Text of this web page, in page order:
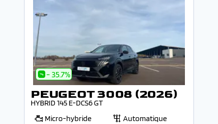
- 35.7%
PEUGEOT 3008 (2026)
HYBRID 145 E-DCS6 GT
Micro-hybride
Automatique